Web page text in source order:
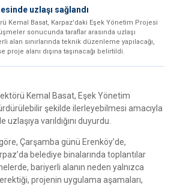
uzlaşı sağlandı
Kemal Basat, Karpaz’daki Eşek Yönetim Projesi
sonucunda taraflar arasında uzlaşı
alan sınırlarında teknik düzenleme yapılacağı,
proje alanı dışına taşınacağı belirtildi.
Kemal Basat, Eşek Yönetim
şekilde ilerleyebilmesi amacıyla
varıldığını duyurdu.
göre, Çarşamba günü Erenköy’de,
belediye binalarında toplantılar
bariyerli alanın neden yalnızca
projenin uygulama aşamaları,